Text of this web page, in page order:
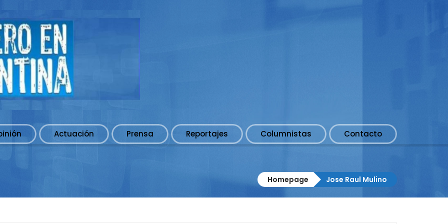
Actuación Prensa Reportajes Columnistas Contacto
Homepage Jose Raul Mulino